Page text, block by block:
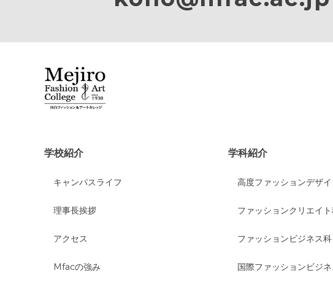
学校紹介
キャンパスライフ
理事長挨拶
アクセス
Mfacの強み
学科紹介
高度ファッションデザ
ファッションクリエイ
ファッションビジネス科
国際ファッションビジ